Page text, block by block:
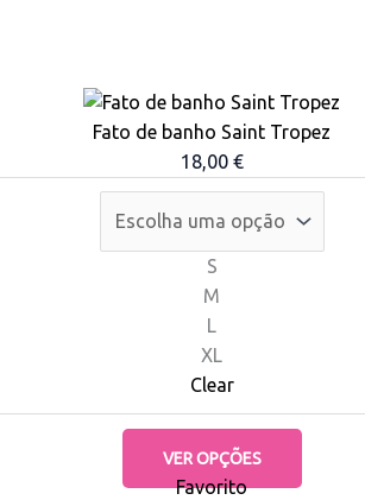
Fato de banho Saint Tropez
18,00 €
S
M
L
XL
Clear
VER OPÇÕES
This
product
multiple
variants.
The
the
page
Favorito